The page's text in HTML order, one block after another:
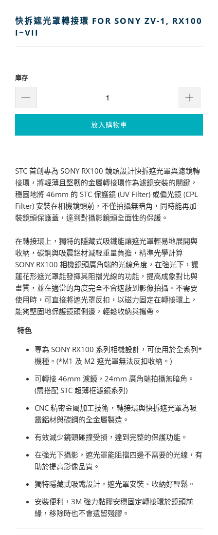
快拆遮光罩轉接環 FOR SONY ZV-1, RX100
I~VII
庫存
放入購物車
STC 首創專為 SONY RX100 鏡頭設計快拆遮光罩與濾鏡轉
接環，將輕薄且堅韌的金屬轉接環作為濾鏡安裝的關鍵，
穩固地將 46mm 的 STC 保護鏡 (UV Filter) 或偏光鏡 (CPL
Filter) 安裝在相機鏡頭前，不僅拍攝無暗角，同時能再加
裝鏡頭保護蓋，達到對攝影鏡頭全面性的保護。
在轉接環上，獨特的隱藏式吸鐵能讓遮光罩輕易地展開與
收納，碳鋼與吸震鋁材減輕重量負擔，精準光學計算
SONY RX100 相機鏡頭廣角端的光線角度，在強光下，讓
蓮花形遮光罩能發揮其阻擋光線的功能，提高成象對比與
畫質，並在適當的角度完全不會遮蔽到影像拍攝。不需要
使用時，可直接將遮光罩反扣，以磁力固定在轉接環上，
能夠堅固地保護鏡頭側邊，輕鬆收納與攜帶。
特色
專為 SONY RX100 系列相機設計，可使用於全系列*
機種。(*M1 及 M2 遮光罩無法反扣收納。)
可轉接 46mm 濾鏡，24mm 廣角端拍攝無暗角。
(需搭配 STC 超薄框濾鏡系列)
CNC 精密金屬加工技術，轉接環與快拆遮光罩為吸
震鋁材與碳鋼的全金屬製造。
有效減少鏡頭碰撞受損，達到完整的保護功能。
在強光下攝影，遮光罩能阻擋四邊不需要的光線，有
助於提高影像品質。
獨特隱藏式吸鐵設計，遮光罩安裝、收納好輕鬆。
安裝便利，3M 強力黏膠安穩固定轉接環於鏡頭前
緣，移除時也不會遺留殘膠。